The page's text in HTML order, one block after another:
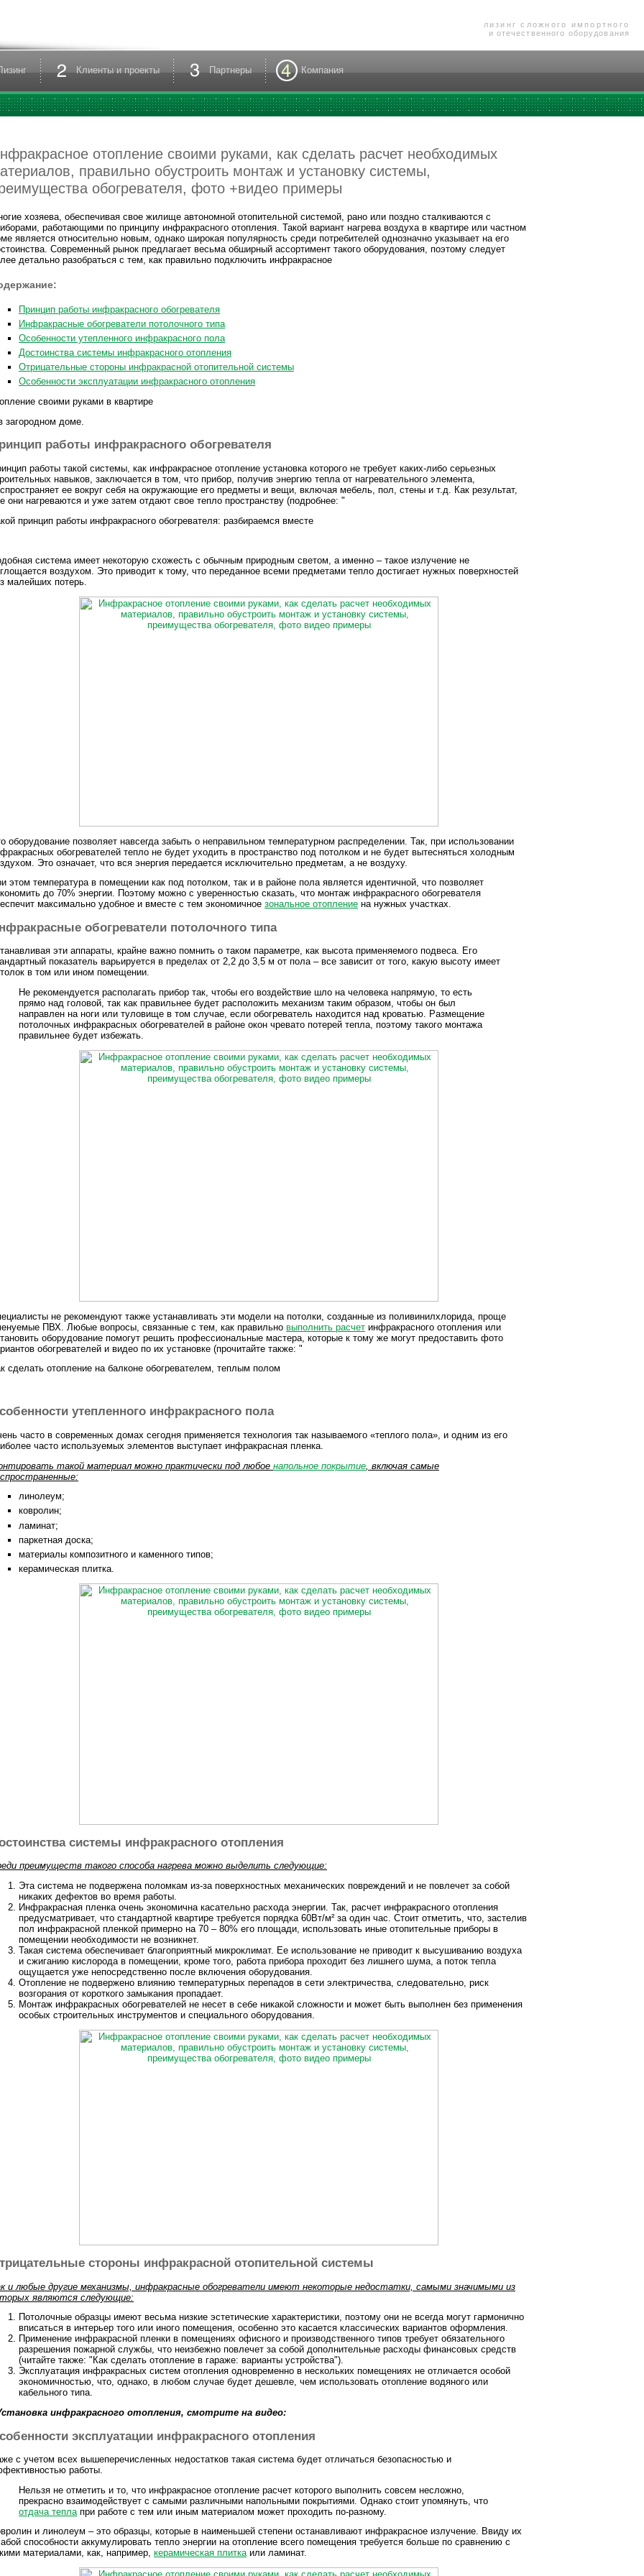
лизинг сложного импортного
и отечественного оборудования
Клиенты и проекты Партнеры Компания
отопление своими руками, как сделать расчет необходимых
правильно обустроить монтаж и установку системы,
обогревателя, фото +видео примеры
хозяева, обеспечивая свое жилище автономной отопительной системой, рано или поздно сталкиваются с
работающими по принципу инфракрасного отопления. Такой вариант нагрева воздуха в квартире или частном
является относительно новым, однако широкая популярность среди потребителей однозначно указывает на его
Современный рынок предлагает весьма обширный ассортимент такого оборудования, поэтому следует
детально разобраться с тем, как правильно подключить инфракрасное
Принцип работы инфракрасного обогревателя
Инфракрасные обогреватели потолочного типа
Особенности утепленного инфракрасного пола
Достоинства системы инфракрасного отопления
Отрицательные стороны инфракрасной отопительной системы
Особенности эксплуатации инфракрасного отопления
своими руками в квартире
загородном доме.
работы инфракрасного обогревателя
работы такой системы, как инфракрасное отопление установка которого не требует каких-либо серьезных
навыков, заключается в том, что прибор, получив энергию тепла от нагревательного элемента,
ее вокруг себя на окружающие его предметы и вещи, включая мебель, пол, стены и т.д. Как результат,
они нагреваются и уже затем отдают свое тепло пространству (подробнее: "
принцип работы инфракрасного обогревателя: разбираемся вместе
система имеет некоторую схожесть с обычным природным светом, а именно – такое излучение не
воздухом. Это приводит к тому, что переданное всеми предметами тепло достигает нужных поверхностей
малейших потерь.
оборудование позволяет навсегда забыть о неправильном температурном распределении. Так, при использовании
обогревателей тепло не будет уходить в пространство под потолком и не будет вытесняться холодным
Это означает, что вся энергия передается исключительно предметам, а не воздуху.
этом температура в помещении как под потолком, так и в районе пола является идентичной, что позволяет
до 70% энергии. Поэтому можно с уверенностью сказать, что монтаж инфракрасного обогревателя
максимально удобное и вместе с тем экономичное зональное отопление на нужных участках.
обогреватели потолочного типа
эти аппараты, крайне важно помнить о таком параметре, как высота применяемого подвеса. Его
показатель варьируется в пределах от 2,2 до 3,5 м от пола – все зависит от того, какую высоту имеет
в том или ином помещении.
Не рекомендуется располагать прибор так, чтобы его воздействие шло на человека напрямую, то есть
прямо над головой, так как правильнее будет расположить механизм таким образом, чтобы он был
направлен на ноги или туловище в том случае, если обогреватель находится над кроватью. Размещение
потолочных инфракрасных обогревателей в районе окон чревато потерей тепла, поэтому такого монтажа
правильнее будет избежать.
не рекомендуют также устанавливать эти модели на потолки, созданные из поливинилхлорида, проще
ПВХ. Любые вопросы, связанные с тем, как правильно выполнить расчет инфракрасного отопления или
оборудование помогут решить профессиональные мастера, которые к тому же могут предоставить фото
обогревателей и видео по их установке (прочитайте также: "
сделать отопление на балконе обогревателем, теплым полом
утепленного инфракрасного пола
часто в современных домах сегодня применяется технология так называемого «теплого пола», и одним из его
часто используемых элементов выступает инфракрасная пленка.
такой материал можно практически под любое напольное покрытие , включая самые
линолеум;
ковролин;
ламинат;
паркетная доска;
материалы композитного и каменного типов;
керамическая плитка.
системы инфракрасного отопления
преимуществ такого способа нагрева можно выделить следующие:
Эта система не подвержена поломкам из-за поверхностных механических повреждений и не повлечет за собой
никаких дефектов во время работы.
Инфракрасная пленка очень экономична касательно расхода энергии. Так, расчет инфракрасного отопления
предусматривает, что стандартной квартире требуется порядка 60Вт/м² за один час. Стоит отметить, что, застелив
пол инфракрасной пленкой примерно на 70 – 80% его площади, использовать иные отопительные приборы в
помещении необходимости не возникнет.
Такая система обеспечивает благоприятный микроклимат. Ее использование не приводит к высушиванию воздуха
и сжиганию кислорода в помещении, кроме того, работа прибора проходит без лишнего шума, а поток тепла
ощущается уже непосредственно после включения оборудования.
Отопление не подвержено влиянию температурных перепадов в сети электричества, следовательно, риск
возгорания от короткого замыкания пропадает.
Монтаж инфракрасных обогревателей не несет в себе никакой сложности и может быть выполнен без применения
особых строительных инструментов и специального оборудования.
стороны инфракрасной отопительной системы
и любые другие механизмы, инфракрасные обогреватели имеют некоторые недостатки, самыми значимыми из
являются следующие:
Потолочные образцы имеют весьма низкие эстетические характеристики, поэтому они не всегда могут гармонично
вписаться в интерьер того или иного помещения, особенно это касается классических вариантов оформления.
Применение инфракрасной пленки в помещениях офисного и производственного типов требует обязательного
разрешения пожарной службы, что неизбежно повлечет за собой дополнительные расходы финансовых средств
(читайте также: "Как сделать отопление в гараже: варианты устройства").
Эксплуатация инфракрасных систем отопления одновременно в нескольких помещениях не отличается особой
экономичностью, что, однако, в любом случае будет дешевле, чем использовать отопление водяного или
кабельного типа.
инфракрасного отопления, смотрите на видео:
эксплуатации инфракрасного отопления
с учетом всех вышеперечисленных недостатков такая система будет отличаться безопасностью и
работы.
Нельзя не отметить и то, что инфракрасное отопление расчет которого выполнить совсем несложно,
прекрасно взаимодействует с самыми различными напольными покрытиями. Однако стоит упомянуть, что
отдача тепла при работе с тем или иным материалом может проходить по-разному.
и линолеум – это образцы, которые в наименьшей степени останавливают инфракрасное излучение. Ввиду их
способности аккумулировать тепло энергии на отопление всего помещения требуется больше по сравнению с
материалами, как, например, керамическая плиткаили ламинат.